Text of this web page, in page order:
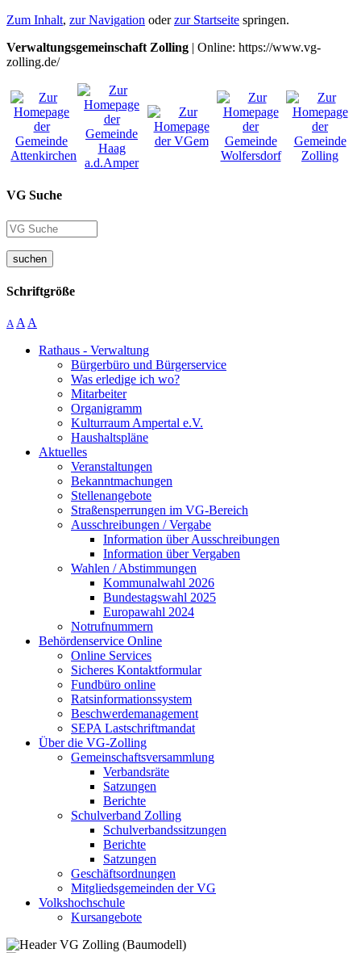
Zum Inhalt, zur Navigation oderzur Startseite springen.
Verwaltungsgemeinschaft Zolling | Online: https://www.vg-
zolling.de/
VG Suche
suchen
Schriftgröße
A A A
Rathaus - Verwaltung
Bürgerbüro und Bürgerservice
Was erledige ich wo?
Mitarbeiter
Organigramm
Kulturraum Ampertal e.V.
Haushaltspläne
Aktuelles
Veranstaltungen
Bekanntmachungen
Stellenangebote
Straßensperrungen im VG-Bereich
Ausschreibungen / Vergabe
Information über Ausschreibungen
Information über Vergaben
Wahlen / Abstimmungen
Kommunalwahl 2026
Bundestagswahl 2025
Europawahl 2024
Notrufnummern
Behördenservice Online
Online Services
Sicheres Kontaktformular
Fundbüro online
Ratsinformationssystem
Beschwerdemanagement
SEPA Lastschriftmandat
Über die VG-Zolling
Gemeinschaftsversammlung
Verbandsräte
Satzungen
Berichte
Schulverband Zolling
Schulverbandssitzungen
Berichte
Satzungen
Geschäftsordnungen
Mitgliedsgemeinden der VG
Volkshochschule
Kursangebote